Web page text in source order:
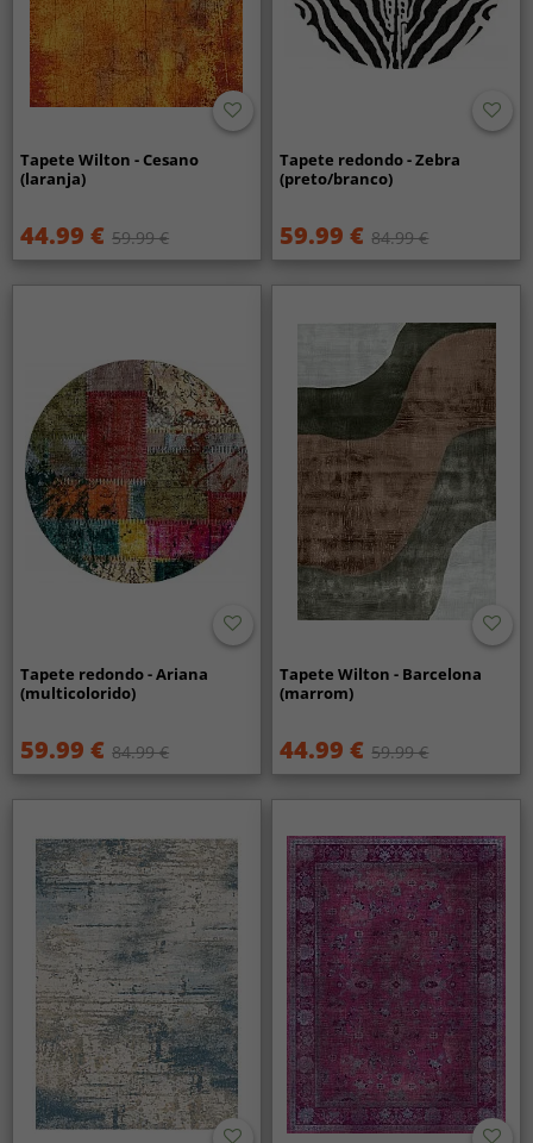
Tapete Wilton - Cesano
(laranja)
44.99 € 59.99 €
Tapete redondo - Zebra
(preto/branco)
59.99 € 84.99 €
Tapete redondo - Ariana
(multicolorido)
59.99 € 84.99 €
Tapete Wilton - Barcelona
(marrom)
44.99 € 59.99 €